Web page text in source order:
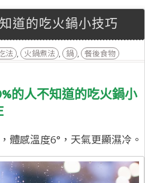
道的吃火鍋小技巧
法 , 火鍋煮法 , 鍋 , 餐後食物
的人不知道的吃火鍋小
體感溫度6°，天氣更顯濕冷。